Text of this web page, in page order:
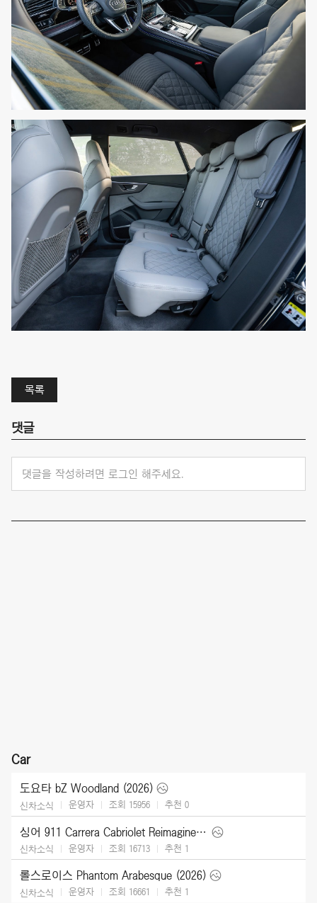
목록
댓글
댓글을 작성하려면 로그인 해주세요.
Car
도요타 bZ Woodland (2026)
신차소식 운영자 조회 15956 추천 0
싱어 911 Carrera Cabriolet Reimagined Type 964 (2026)
신차소식 운영자 조회 16713 추천 1
롤스로이스 Phantom Arabesque (2026)
신차소식 운영자 조회 16661 추천 1